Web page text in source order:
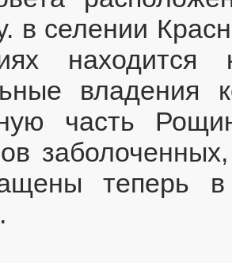
в селении
находится
владения
часть
теперь в